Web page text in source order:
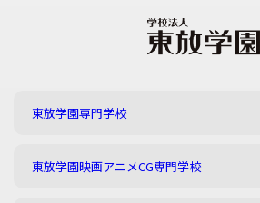
東放学園専門学校
東放学園映画アニメCG専門学校